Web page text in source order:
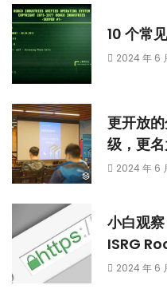
10 个常
2024 年 6
更开放
级，更
2024 年 6
小白观
ISRG
2024 年 6